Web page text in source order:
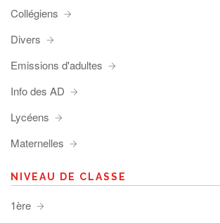
Collégiens
Divers
Emissions d'adultes
Info des AD
Lycéens
Maternelles
NIVEAU DE CLASSE
1ère